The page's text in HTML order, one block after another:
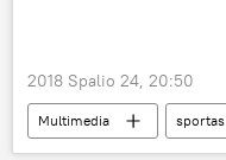
2018 Spalio 24, 20:50
Multimedia sportas